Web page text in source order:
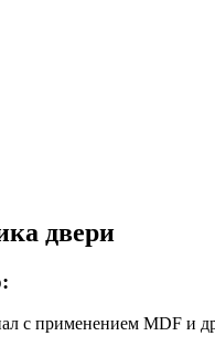
двери
с применением MDF и